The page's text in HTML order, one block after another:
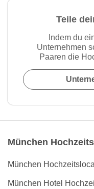
Teile
Indem du
Unternehmen
Paaren die
München
München
München Hotel